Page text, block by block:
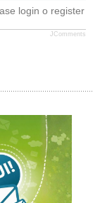
login o register
JComments